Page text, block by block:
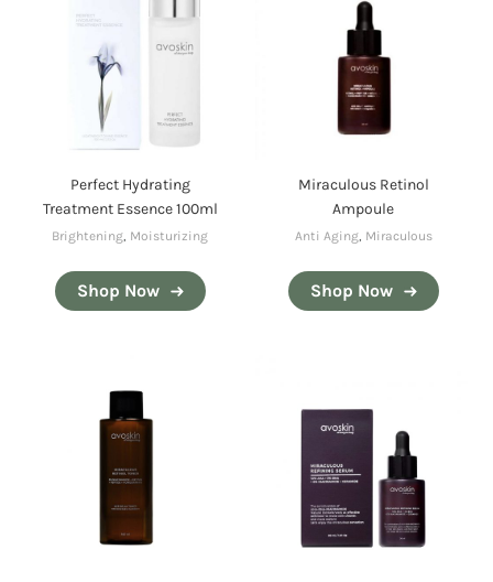
Perfect Hydrating
Treatment Essence 100ml
Brightening, Moisturizing
Shop Now
Miraculous Retinol
Ampoule
Anti Aging, Miraculous
Shop Now